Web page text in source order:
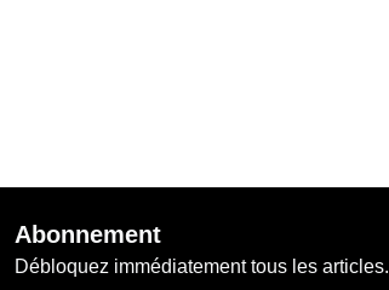
Abonnement
Débloquez immédiatement tous les articles.